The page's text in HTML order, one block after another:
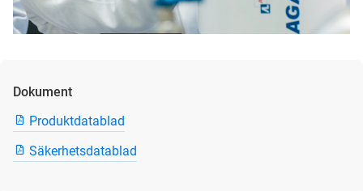
Dokument
Produktdatablad
Säkerhetsdatablad